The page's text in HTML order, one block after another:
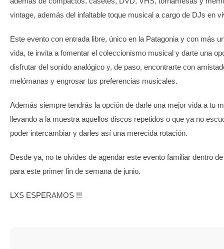
vintage, además del infaltable toque musical a cargo de DJs en
Este evento con entrada libre, único en la Patagonia y con más
vida, te invita a fomentar el coleccionismo musical y darte una
disfrutar del sonido analógico y, de paso, encontrarte con
melómanas y engrosar tus preferencias musicales.
Además siempre tendrás la opción de darle una mejor vida a tu
llevando a la muestra aquellos discos repetidos o que ya no
poder intercambiar y darles así una merecida rotación.
Desde ya, no te olvides de agendar este evento familiar dentro
para este primer fin de semana de junio.
LXS ESPERAMOS !!!